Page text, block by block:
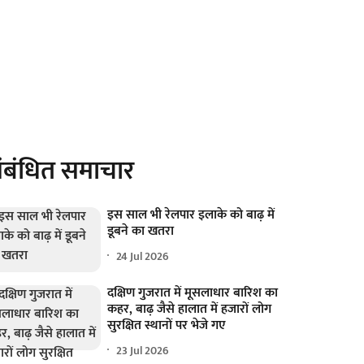
समाचार
इस साल भी रेलपार इलाके को बाढ़ में
डूबने का खतरा
24 Jul 2026
दक्षिण गुजरात में मूसलाधार बारिश का
कहर, बाढ़ जैसे हालात में हजारों लोग
सुरक्षित स्थानों पर भेजे गए
23 Jul 2026